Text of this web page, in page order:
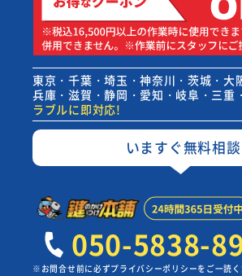
東京・千葉・埼玉・神奈川・茨城・大
兵庫・滋賀・静岡・愛知・岐阜・三重
ラブルに即対応!
いますぐ無料相談
050-5838-
※お問合せ前に必ずプライバシーポリシーをご一読く